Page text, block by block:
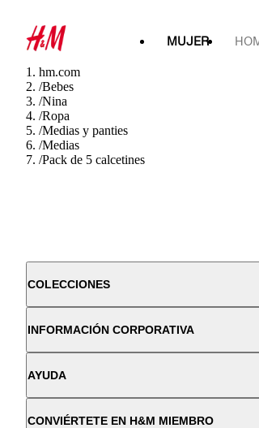
MUJER
hm.com
/Bebes
/Nina
/Ropa
/Medias y panties
/Medias
/Pack de 5 calcetines
COLECCIONES
INFORMACIÓN CORPORATIVA
AYUDA
CONVIÉRTETE EN H&M MIEMBRO